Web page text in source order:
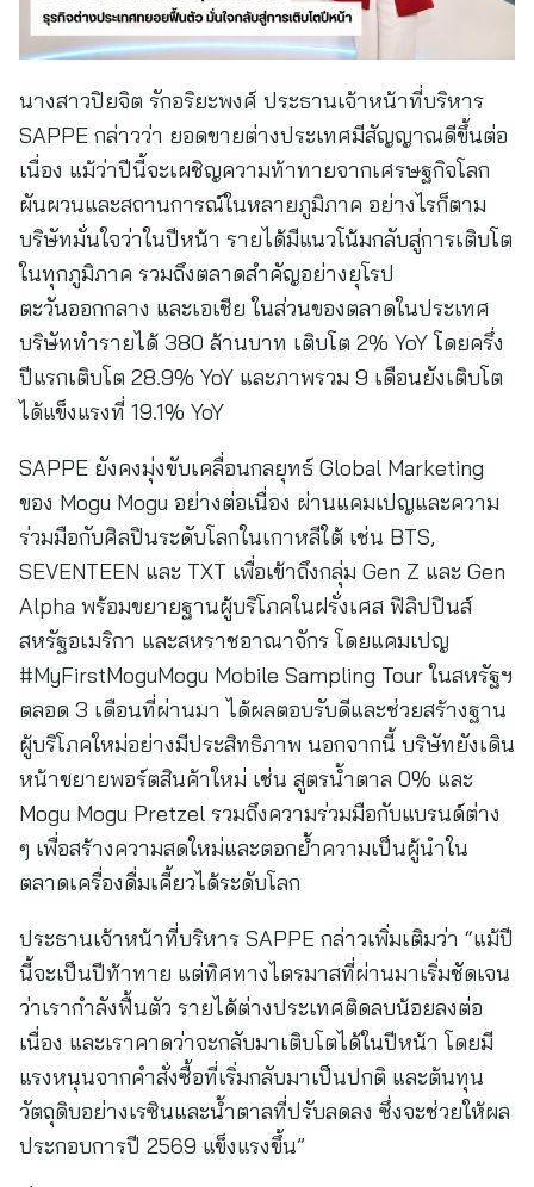
นางสาวปิยจิต รักอริยะพงศ์ ประธานเจ้าหน้าที่บริหาร
SAPPE กล่าวว่า ยอดขายต่างประเทศมีสัญญาณดีขึ้นต่อ
เนื่อง แม้ว่าปีนี้จะเผชิญความท้าทายจากเศรษฐกิจโลก
ผันผวนและสถานการณ์ในหลายภูมิภาค อย่างไรก็ตาม
บริษัทมั่นใจว่าในปีหน้า รายได้มีแนวโน้มกลับสู่การเติบโต
ในทุกภูมิภาค รวมถึงตลาดสำคัญอย่างยุโรป
ตะวันออกกลาง และเอเชีย ในส่วนของตลาดในประเทศ
บริษัททำรายได้ 380 ล้านบาท เติบโต 2% YoY โดยครึ่ง
ปีแรกเติบโต 28.9% YoY และภาพรวม 9 เดือนยังเติบโต
ได้แข็งแรงที่ 19.1% YoY
SAPPE ยังคงมุ่งขับเคลื่อนกลยุทธ์ Global Marketing
ของ Mogu Mogu อย่างต่อเนื่อง ผ่านแคมเปญและความ
ร่วมมือกับศิลปินระดับโลกในเกาหลีใต้ เช่น BTS,
SEVENTEEN และ TXT เพื่อเข้าถึงกลุ่ม Gen Z และ Gen
Alpha พร้อมขยายฐานผู้บริโภคในฝรั่งเศส ฟิลิปปินส์
สหรัฐอเมริกา และสหราชอาณาจักร โดยแคมเปญ
#MyFirstMoguMogu Mobile Sampling Tour ในสหรัฐฯ
ตลอด 3 เดือนที่ผ่านมา ได้ผลตอบรับดีและช่วยสร้างฐาน
ผู้บริโภคใหม่อย่างมีประสิทธิภาพ นอกจากนี้ บริษัทยังเดิน
หน้าขยายพอร์ตสินค้าใหม่ เช่น สูตรน้ำตาล 0% และ
Mogu Mogu Pretzel รวมถึงความร่วมมือกับแบรนด์ต่าง
ๆ เพื่อสร้างความสดใหม่และตอกย้ำความเป็นผู้นำใน
ตลาดเครื่องดื่มเคี้ยวได้ระดับโลก
ประธานเจ้าหน้าที่บริหาร SAPPE กล่าวเพิ่มเติมว่า “แม้ปี
นี้จะเป็นปีท้าทาย แต่ทิศทางไตรมาสที่ผ่านมาเริ่มชัดเจน
ว่าเรากำลังฟื้นตัว รายได้ต่างประเทศติดลบน้อยลงต่อ
เนื่อง และเราคาดว่าจะกลับมาเติบโตได้ในปีหน้า โดยมี
แรงหนุนจากคำสั่งซื้อที่เริ่มกลับมาเป็นปกติ และต้นทุน
วัตถุดิบอย่างเรซินและน้ำตาลที่ปรับลดลง ซึ่งจะช่วยให้ผล
ประกอบการปี 2569 แข็งแรงขึ้น”